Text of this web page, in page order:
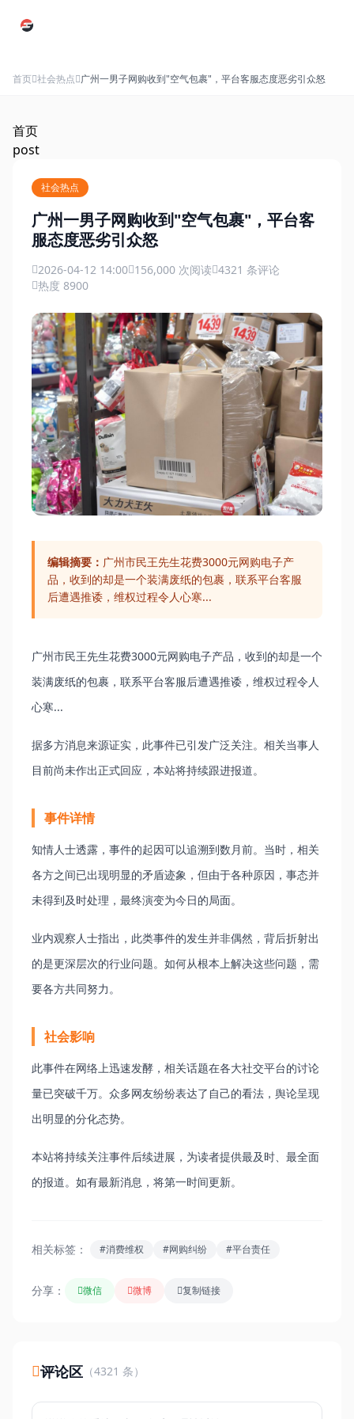
首页 社会热点 广州一男子网购收到"空气包裹"，平台客服态度恶劣引众怒
首页
post
社会热点
广州一男子网购收到"空气包裹"，平台客
服态度恶劣引众怒
2026-04-12 14:00 156,000 次阅读 4321 条评论
热度 8900
编辑摘要： 广州市民王先生花费3000元网购电子产
品，收到的却是一个装满废纸的包裹，联系平台客服
后遭遇推诿，维权过程令人心寒...
广州市民王先生花费3000元网购电子产品，收到的却是一个
装满废纸的包裹，联系平台客服后遭遇推诿，维权过程令人
心寒...
据多方消息来源证实，此事件已引发广泛关注。相关当事人
目前尚未作出正式回应，本站将持续跟进报道。
事件详情
知情人士透露，事件的起因可以追溯到数月前。当时，相关
各方之间已出现明显的矛盾迹象，但由于各种原因，事态并
未得到及时处理，最终演变为今日的局面。
业内观察人士指出，此类事件的发生并非偶然，背后折射出
的是更深层次的行业问题。如何从根本上解决这些问题，需
要各方共同努力。
社会影响
此事件在网络上迅速发酵，相关话题在各大社交平台的讨论
量已突破千万。众多网友纷纷表达了自己的看法，舆论呈现
出明显的分化态势。
本站将持续关注事件后续进展，为读者提供最及时、最全面
的报道。如有最新消息，将第一时间更新。
相关标签： #消费维权 #网购纠纷 #平台责任
分享： 微信 微博 复制链接
评论区 （4321 条）